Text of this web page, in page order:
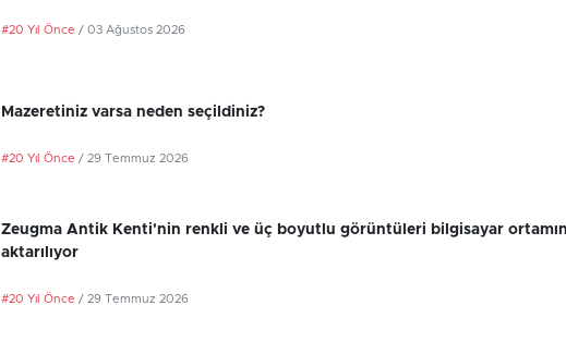
#20 Yıl Önce / 03 Ağustos 2026
Mazeretiniz varsa neden seçildiniz?
#20 Yıl Önce / 29 Temmuz 2026
Zeugma Antik Kenti'nin renkli ve üç boyutlu görüntüleri bilgisayar
aktarılıyor
#20 Yıl Önce / 29 Temmuz 2026